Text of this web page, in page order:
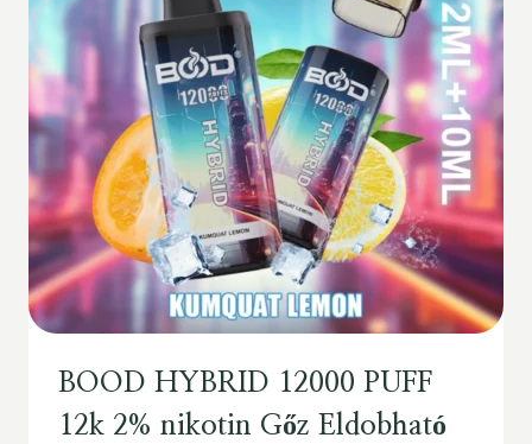
BOOD HYBRID 12000 PUFF
12k 2% nikotin Gőz Eldobható